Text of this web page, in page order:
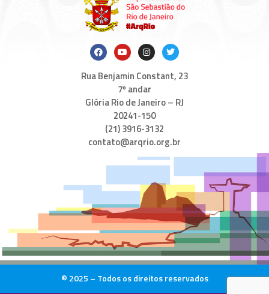
Rua Benjamin Constant, 23
7º andar
Glória Rio de Janeiro – RJ
20241-150
(21) 3916-3132
contato@arqrio.org.br
© 2025 – Todos os direitos reservados